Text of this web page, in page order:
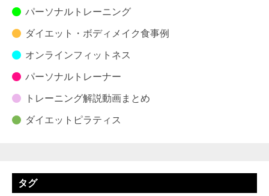
パーソナルトレーニング
ダイエット・ボディメイク食事例
オンラインフィットネス
パーソナルトレーナー
トレーニング解説動画まとめ
ダイエットピラティス
タグ